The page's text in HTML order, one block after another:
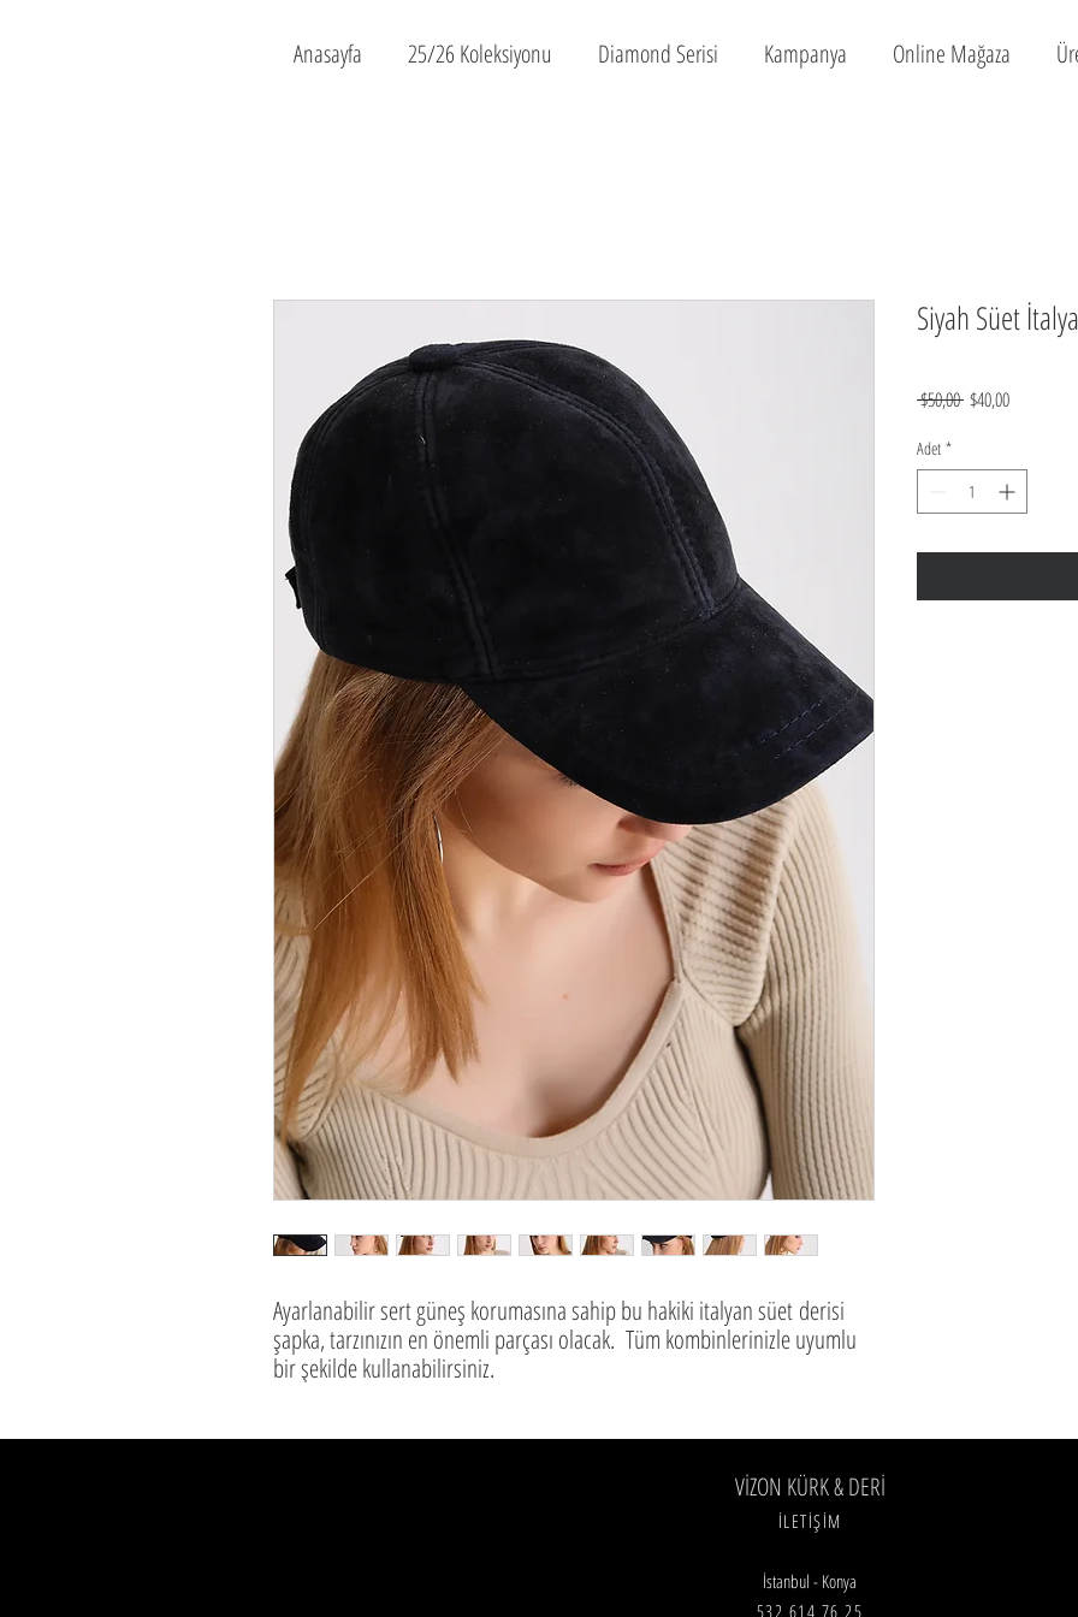
Anasayfa 25/26 Koleksiyonu Diamond Serisi Kampanya Online Mağaza
Ayarlanabilir sert güneş korumasına sahip bu hakiki italyan süet derisi
şapka, tarzınızın en önemli parçası olacak. Tüm kombinlerinizle uyumlu
bir şekilde kullanabilirsiniz.
Siyah Süet
$50,00 Normal
$40,00İndirimli
Adet *
VİZON KÜRK & DERİ
İLETİŞİM
İstanbul - Konya
532 614 76 25